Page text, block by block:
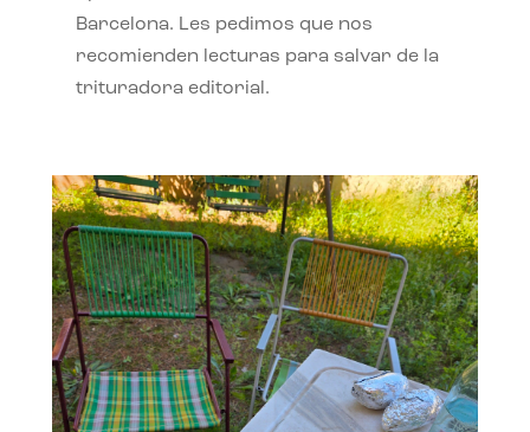
Barcelona. Les pedimos que nos
recomienden lecturas para salvar de la
trituradora editorial.